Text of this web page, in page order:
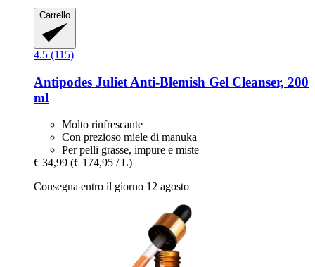
Carrello
4.5 (115)
Antipodes Juliet Anti-​Blemish Gel Cleanser, 200
ml
Molto rinfrescante
Con prezioso miele di manuka
Per pelli grasse, impure e miste
€ 34,99 (€ 174,95 / L)
Consegna entro il giorno 12 agosto